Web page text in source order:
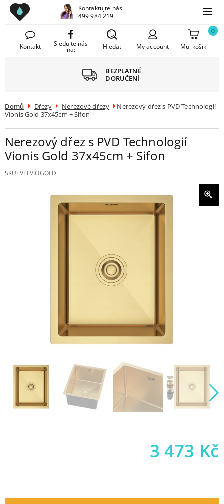
Drezy CZ
Kontaktujte nás
499 984 219
Kontakt Sledujte nás
na: Hledat My account Můj košík
0
BEZPLATNÉ
DORUČENÍ
Domů Dřezy Nerezové dřezy
Nerezový dřez s PVD Technologií
Vionis Gold 37x45cm + Sifon
Nerezový dřez s PVD Technologií
Vionis Gold 37x45cm + Sifon
SKU: VELVIOGOLD
3 473 Kč